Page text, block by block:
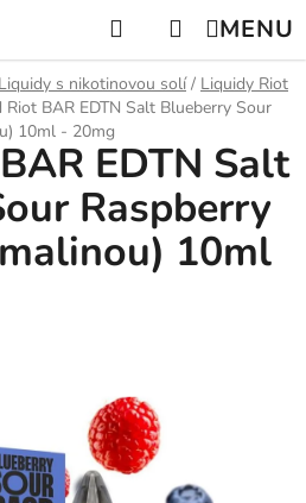
Hledat NÁKUPNÍ
KOŠÍK
Liquidy s nikotinovou solí / Liquidy Riot
Riot BAR EDTN Salt Blueberry Sour
10ml - 20mg
EDTN Salt
Raspberry
10ml